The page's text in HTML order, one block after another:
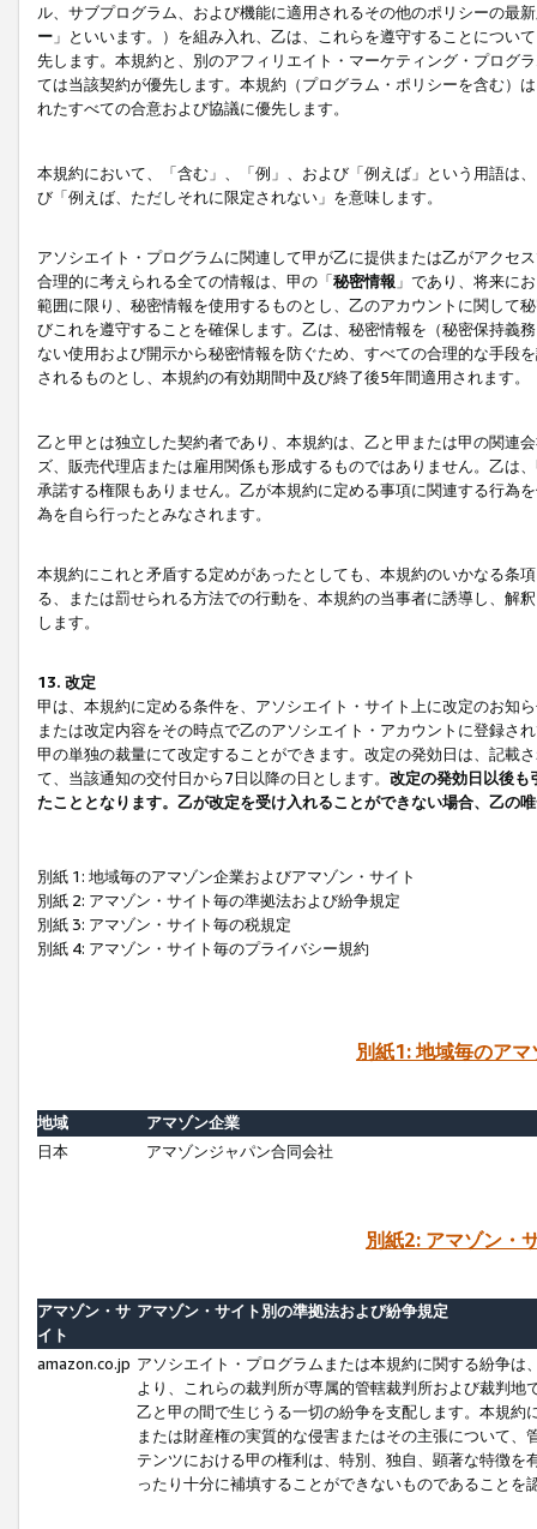
ル、サブプログラム、および機能に適用されるその他のポリシーの最
ー 」といいます。）を組み入れ、乙は、これらを遵守することにつ
先します。本規約と、別のアフィリエイト・マーケティング・プログ
ては当該契約が優先します。本規約（プログラム・ポリシーを含む）
れたすべての合意および協議に優先します。
本規約において、「含む」、「例」、および「例えば」という用語は
び「例えば、ただしそれに限定されない」を意味します。
アソシエイト・プログラムに関連して甲が乙に提供または乙がアクセ
合理的に考えられる全ての情報は、甲の「秘密情報 」であり、将来に
範囲に限り、秘密情報を使用するものとし、乙のアカウントに関して
びこれを遵守することを確保します。乙は、秘密情報を（秘密保持義
ない使用および開示から秘密情報を防ぐため、すべての合理的な手段
されるものとし、本規約の有効期間中及び終了後5年間適用されます。
乙と甲とは独立した契約者であり、本規約は、乙と甲または甲の関連
ズ、販売代理店または雇用関係も形成するものではありません。乙は
承諾する権限もありません。乙が本規約に定める事項に関連する行為
為を自ら行ったとみなされます。
本規約にこれと矛盾する定めがあったとしても、本規約のいかなる条
る、または罰せられる方法での行動を、本規約の当事者に誘導し、解
します。
13. 改定
甲は、本規約に定める条件を、アソシエイト・サイト上に改定のお知
または改定内容をその時点で乙のアソシエイト・アカウントに登録さ
甲の単独の裁量にて改定することができます。改定の発効日は、記載
て、当該通知の交付日から7日以降の日とします。 改定の発効日以後も
たこととなります。乙が改定を受け入れることができない場合、乙の
別紙 1: 地域毎のアマゾン企業およびアマゾン・サイト
別紙 2: アマゾン・サイト毎の準拠法および紛争規定
別紙 3: アマゾン・サイト毎の税規定
別紙 4: アマゾン・サイト毎のプライバシー規約
別紙1: 地域毎のア
地域
アマゾン企業
日本
アマゾンジャパン合同会社
別紙2: アマゾン・
アマゾン・サ
イト
アマゾン・サイト別の準拠法および紛争規定
amazon.co.jp アソシエイト・プログラムまたは本規約に関する紛争
より、これらの裁判所が専属的管轄裁判所および裁判
乙と甲の間で生じうる一切の紛争を支配します。本規
または財産権の実質的な侵害またはその主張について
テンツにおける甲の権利は、特別、独自、顕著な特徴
ったり十分に補填することができないものであることを